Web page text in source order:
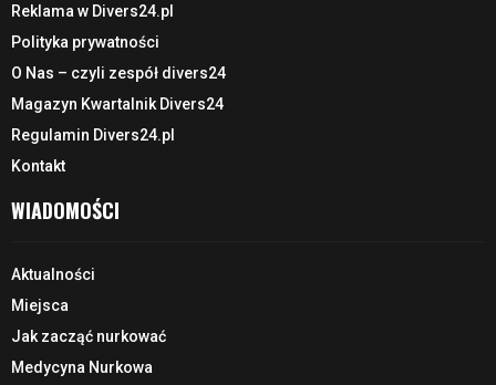
Reklama w Divers24.pl
Polityka prywatności
O Nas – czyli zespół divers24
Magazyn Kwartalnik Divers24
Regulamin Divers24.pl
Kontakt
WIADOMOŚCI
Aktualności
Miejsca
Jak zacząć nurkować
Medycyna Nurkowa